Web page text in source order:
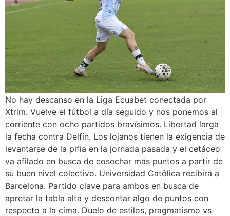
No hay descanso en la Liga Ecuabet conectada por
Xtrim. Vuelve el fútbol a día seguido y nos ponemos al
corriente con ocho partidos bravísimos. Libertad larga
la fecha contra Delfín. Los lojanos tienen la exigencia de
levantarse de la pifia en la jornada pasada y el cetáceo
va afilado en busca de cosechar más puntos a partir de
su buen nivel colectivo. Universidad Católica recibirá a
Barcelona. Partido clave para ambos en busca de
apretar la tabla alta y descontar algo de puntos con
respecto a la cima. Duelo de estilos, pragmatismo vs